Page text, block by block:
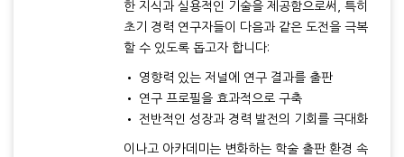
한 지식과 실용적인 기술을 제공함으로써, 특히
초기 경력 연구자들이 다음과 같은 도전을 극복
할 수 있도록 돕고자 합니다:
• 영향력 있는 저널에 연구 결과를 출판
• 연구 프로필을 효과적으로 구축
• 전반적인 성장과 경력 발전의 기회를 극대화
이나고 아카데미는 변화하는 학술 출판 환경 속